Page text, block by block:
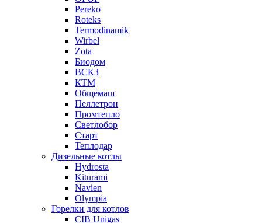
Pereko
Roteks
Termodinamik
Wirbel
Zota
Биодом
ВСКЗ
КТМ
Общемаш
Пеллетрон
Промтепло
Светлобор
Старт
Теплодар
Дизельные котлы
Hydrosta
Kiturami
Navien
Olympia
Горелки для котлов
CIB Unigas